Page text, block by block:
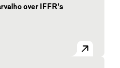
over IFFR’s